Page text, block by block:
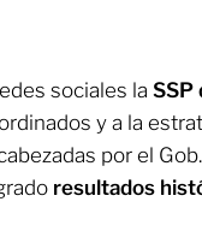
sociales la SSP
y a la
por el
resultados